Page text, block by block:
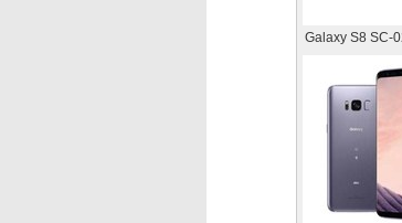
Galaxy S8 SC-